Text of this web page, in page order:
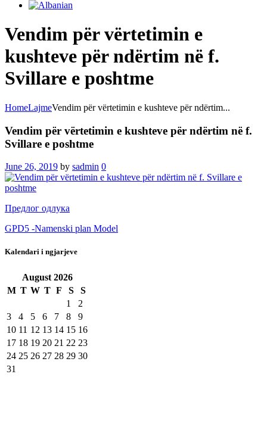
Vendim për vërtetimin e
kushteve për ndërtim në f.
Svillare e poshtme
HomeLajmeVendim për vërtetimin e kushteve për ndërtim...
Vendim për vërtetimin e kushteve për ndërtim në f.
Svillare e poshtme
June 26, 2019 by sadmin 0
Предлог одлука
GPD5 -Namenski plan Model
Kalendari i ngjarjeve
August 2026
M T W T F S
S
1
2
3
4 5 6 7 8
9
10 11 12 13 14 15 16
17 18 19 20 21 22 23
24 25 26 27 28 29 30
31